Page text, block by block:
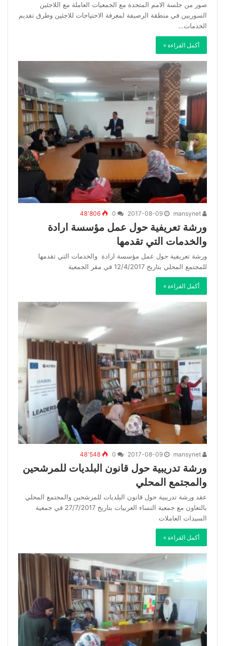
صور من جلسة الامم المتحدة مع الجمعيات العاملة مع اللاجئين
السوريين في منطقة الرصيفة لمعرفة الاحتياجات للاجئين وطرق تقديم
الخدمات…
أكمل القراءة »
2017-08-09 48٬806
ورشة تعريفية حول عمل مؤسسة ارادة
والخدمات التي تقدمها
ورشة تعريفية حول عمل مؤسسة ارادة والخدمات التي تقدمها
للمجتمع المحلي بتاريخ 12/4/2017 في مقر الجمعية
أكمل القراءة »
2017-08-09 48٬548
ورشة تدريبية حول قانون البلديات للمرشحين
والمجتمع المحلي
عقد ورشة تدريبية حول قانون البلديات للمرشحين والمجتمع المحلي
بالتعاون مع جمعية النساء العربيات بتاريخ 27/7/2017 في جمعية
السيدات العاملات
أكمل القراءة »